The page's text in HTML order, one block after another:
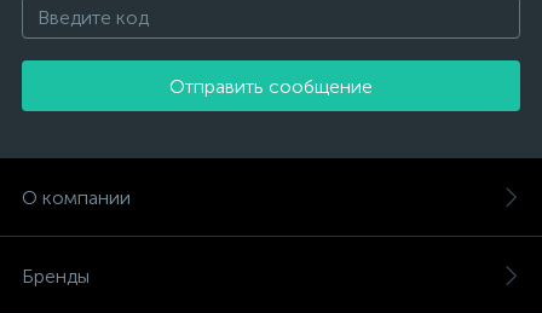
Отправить сообщение
О компании
Бренды